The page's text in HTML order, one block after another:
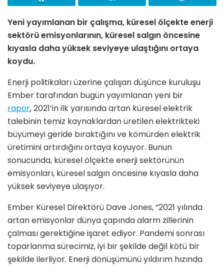
Yeni yayımlanan bir çalışma, küresel ölçekte enerji
sektörü emisyonlarının, küresel salgın öncesine
kıyasla daha yüksek seviyeye ulaştığını ortaya
koydu.
Enerji politikaları üzerine çalışan düşünce kuruluşu
Ember tarafından bugün yayımlanan yeni bir
rapor, 2021’in ilk yarısında artan küresel elektrik
talebinin temiz kaynaklardan üretilen elektrikteki
büyümeyi geride bıraktığını ve kömürden elektrik
üretimini artırdığını ortaya koyuyor. Bunun
sonucunda, küresel ölçekte enerji sektörünün
emisyonları, küresel salgın öncesine kıyasla daha
yüksek seviyeye ulaşıyor.
Ember Küresel Direktörü Dave Jones, “2021 yılında
artan emisyonlar dünya çapında alarm zillerinin
çalması gerektiğine işaret ediyor. Pandemi sonrası
toparlanma sürecimiz, iyi bir şekilde değil kötü bir
şekilde ilerliyor. Enerji dönüşümünü yıldırım hızında